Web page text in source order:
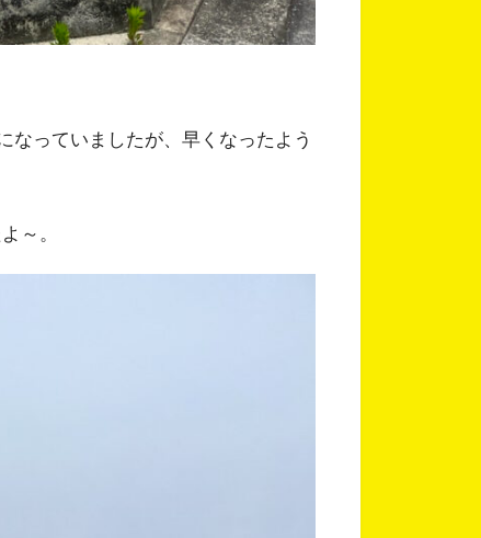
なっていましたが、早くなったよう
～。